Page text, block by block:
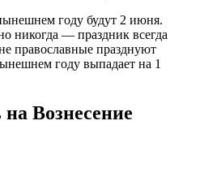
году будут 2 июня.
никогда — праздник всегда
православные празднуют
году выпадает на 1
Вознесение